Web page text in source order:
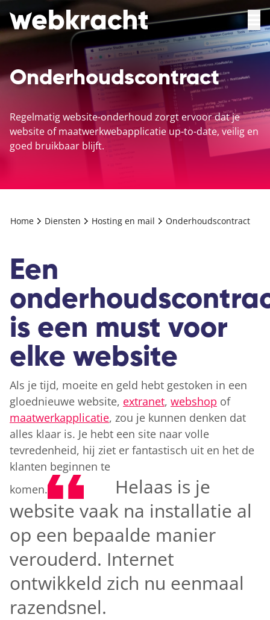
Onderhoudscontract
Regelmatig website-onderhoud zorgt ervoor dat je
website of maatwerkwebapplicatie up-to-date, veilig en
goed bruikbaar blijft.
Home Diensten Hosting en mail Onderhoudscontract
Een
is een must voor
elke website
Als je tijd, moeite en geld hebt gestoken in een
gloednieuwe website, extranet, webshop of
maatwerkapplicatie, zou je kunnen denken dat
alles klaar is. Je hebt een site naar volle
tevredenheid, hij ziet er fantastisch uit en het de
klanten beginnen te
komen.
Helaas is je
website vaak na installatie al
op een bepaalde manier
verouderd. Internet
ontwikkeld zich nu eenmaal
razendsnel.